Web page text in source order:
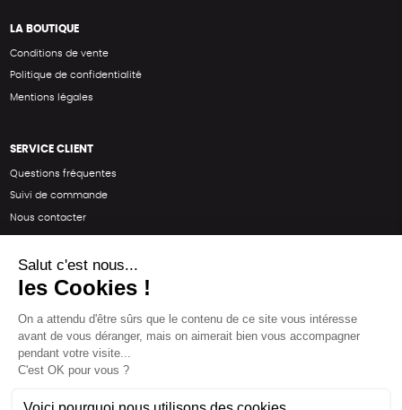
LA BOUTIQUE
Conditions de vente
Politique de confidentialité
Mentions légales
SERVICE CLIENT
Questions fréquentes
Suivi de commande
Nous contacter
SUIVEZ-NOUS